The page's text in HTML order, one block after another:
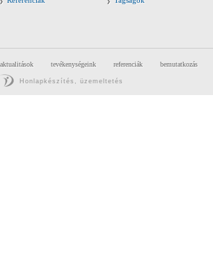
aktualitások tevékenységeink referenciák bemutatkozás
Honlapkészítés, üzemeltetés